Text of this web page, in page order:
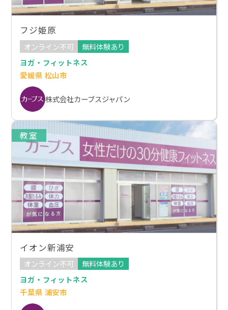
フジ姫原
オンライン不可
無料体験あり
ヨガ・フィットネス
愛媛県 松山市
株式会社カーブスジャパン
教室
イオン新浦安
オンライン不可
無料体験あり
ヨガ・フィットネス
千葉県 浦安市